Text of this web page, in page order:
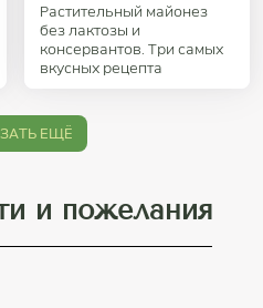
Растительный майонез
без лактозы и
консервантов. Три самых
вкусных рецепта
ЕЩЁ
и пожелания